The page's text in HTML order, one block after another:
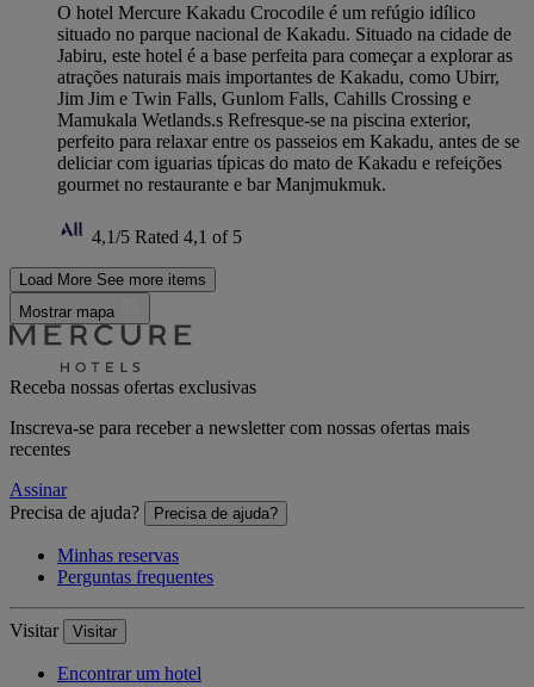
O hotel Mercure Kakadu Crocodile é um refúgio idílico
situado no parque nacional de Kakadu. Situado na cidade de
Jabiru, este hotel é a base perfeita para começar a explorar as
atrações naturais mais importantes de Kakadu, como Ubirr,
Jim Jim e Twin Falls, Gunlom Falls, Cahills Crossing e
Mamukala Wetlands.s Refresque-se na piscina exterior,
perfeito para relaxar entre os passeios em Kakadu, antes de se
deliciar com iguarias típicas do mato de Kakadu e refeições
gourmet no restaurante e bar Manjmukmuk.
4,1/5 Rated 4,1 of 5
Load More See more items
Mostrar mapa
Receba nossas ofertas exclusivas
Inscreva-se para receber a newsletter com nossas ofertas mais
recentes
Assinar
Precisa de ajuda?
Precisa de ajuda?
Minhas reservas
Perguntas frequentes
Visitar Visitar
Encontrar um hotel